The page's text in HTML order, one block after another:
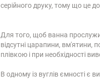
серійного друку, тому що це
Для того, щоб ванна
відсутні царапини, вм'ятини,
плівкою і при необхідності
В одному із вуглів ємності є